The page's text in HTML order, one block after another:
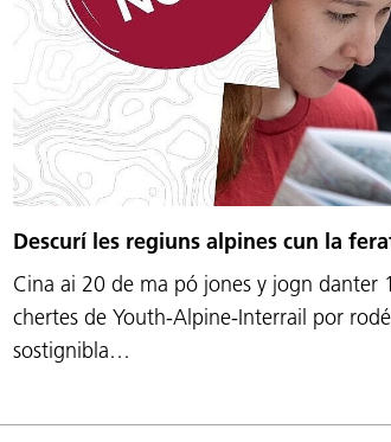
Descurí les regiuns alpines cun la
Cina ai 20 de ma pó jones y jogn danter
chertes de Youth-Alpine-Interrail por
sostignibla…